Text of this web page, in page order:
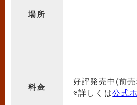
場所
料金
好評発売中(前
※詳しくは公式